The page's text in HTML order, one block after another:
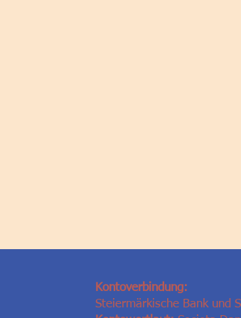
Kontoverbindung:
Steiermärkische Bank und